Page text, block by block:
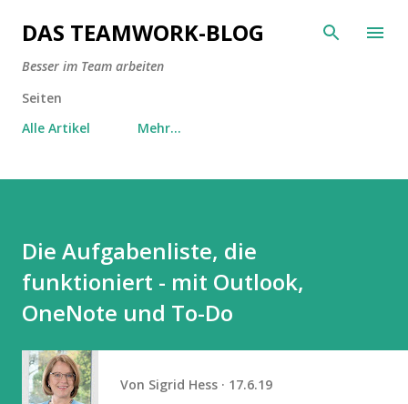
Direkt zum Hauptbereich
DAS TEAMWORK-BLOG
Besser im Team arbeiten
Seiten
Alle Artikel
Mehr…
Die Aufgabenliste, die
funktioniert - mit Outlook,
OneNote und To-Do
Von Sigrid Hess 17.6.19